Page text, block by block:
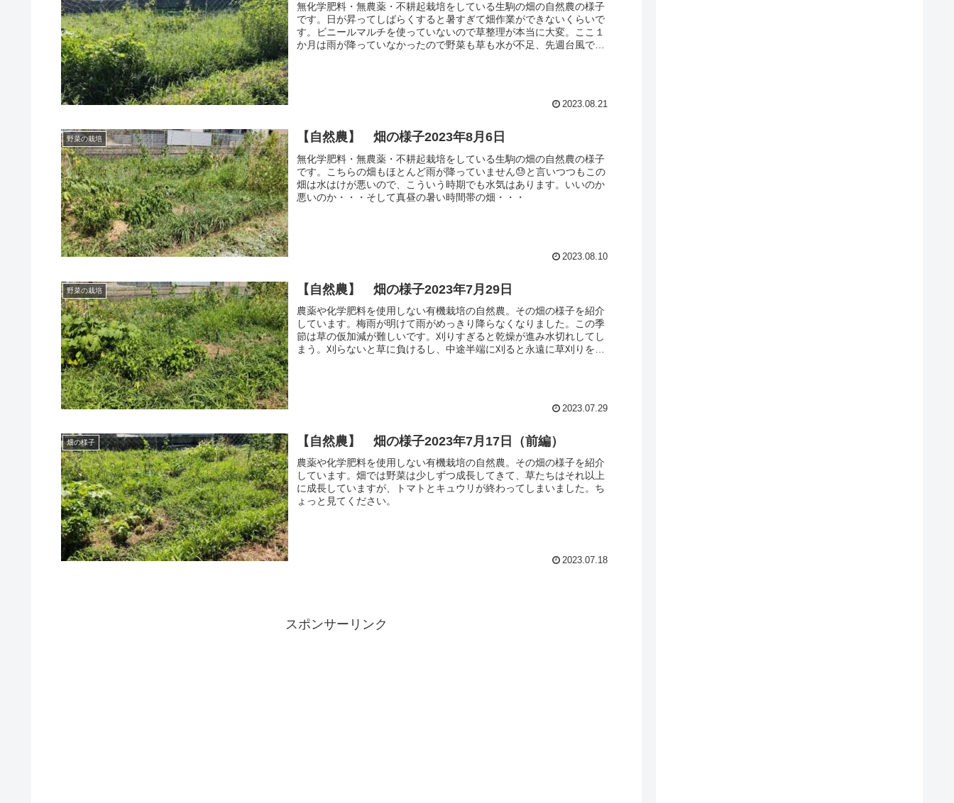
無化学肥料・無農薬・不耕起栽培をしている生駒の畑の自然農の様子
です。日が昇ってしばらくすると暑すぎて畑作業ができないくらいで
す。ビニールマルチを使っていないので草整理が本当に大変。ここ１
か月は雨が降っていなかったので野菜も草も水が不足、先週台風でた
2023.08.21
野菜の栽培 【自然農】 畑の様子2023年8月6日
無化学肥料・無農薬・不耕起栽培をしている生駒の畑の自然農の様子
です。こちらの畑もほとんど雨が降っていません😓と言いつつもこの
畑は水はけが悪いので、こういう時期でも水気はあります。いいのか
悪いのか・・・そして真昼の暑い時間帯の畑・・・
2023.08.10
野菜の栽培 【自然農】 畑の様子2023年7月29日
農薬や化学肥料を使用しない有機栽培の自然農。その畑の様子を紹介
しています。梅雨が明けて雨がめっきり降らなくなりました。この季
節は草の仮加減が難しいです。刈りすぎると乾燥が進み水切れしてし
まう。刈らないと草に負けるし、中途半端に刈ると永遠に草刈りをし
2023.07.29
畑の様子 【自然農】 畑の様子2023年7月17日（前編）
農薬や化学肥料を使用しない有機栽培の自然農。その畑の様子を紹介
しています。畑では野菜は少しずつ成長してきて、草たちはそれ以上
に成長していますが、トマトとキュウリが終わってしまいました。ち
ょっと見てください。
2023.07.18
スポンサーリンク